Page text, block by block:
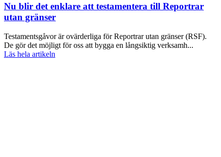
Nu blir det enklare att testamentera till Reportrar
utan gränser
Testamentsgåvor är ovärderliga för Reportrar utan gränser (RSF).
De gör det möjligt för oss att bygga en långsiktig verksamh...
Läs hela artikeln